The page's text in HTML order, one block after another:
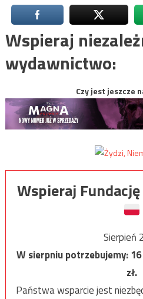
Wspieraj
wydawnictwo:
Czy jest jeszcze
Wspieraj
Sierpień
W sierpniu potrzebujemy:
zł.
Państwa wsparcie jest